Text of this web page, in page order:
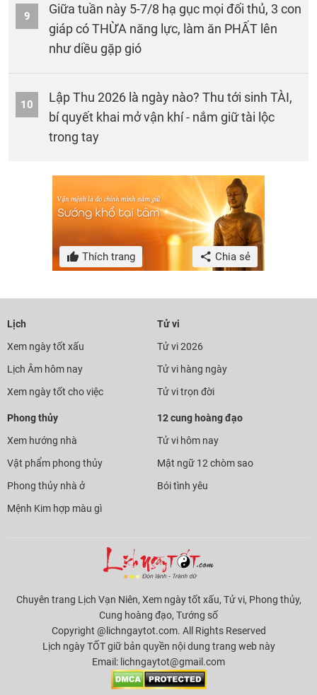
9
Giữa tuần này 5-7/8 hạ gục mọi đối thủ, 3 con
giáp có THỪA năng lực, làm ăn PHẤT lên
như diều gặp gió
10
Lập Thu 2026 là ngày nào? Thu tới sinh TÀI,
bí quyết khai mở vận khí - nắm giữ tài lộc
trong tay
Thích trang Chia sẻ
Lịch
Xem ngày tốt xấu
Lịch Âm hôm nay
Xem ngày tốt cho việc
Tử vi
Tử vi 2026
Tử vi hàng ngày
Tử vi trọn đời
Phong thủy
Xem hướng nhà
Vật phẩm phong thủy
Phong thủy nhà ở
Mệnh Kim hợp màu gì
12 cung hoàng đạo
Tử vi hôm nay
Mật ngữ 12 chòm sao
Bói tình yêu
Chuyên trang Lịch Vạn Niên, Xem ngày tốt xấu, Tử vi, Phong thủy,
Cung hoàng đạo, Tướng số
Copyright @lichngaytot.com. All Rights Reserved
Lịch ngày TỐT giữ bản quyền nội dung trang web này
Email: lichngaytot@gmail.com